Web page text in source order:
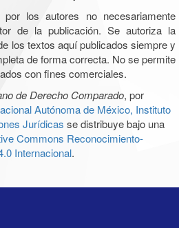
por los autores no necesariamente
de la publicación. Se autoriza la
los textos aquí publicados siempre y
de forma correcta. No se permite
con fines comerciales.
de Derecho Comparado, por
Autónoma de México, Instituto
Jurídicas se distribuye bajo una
Commons Reconocimiento-
Internacional.